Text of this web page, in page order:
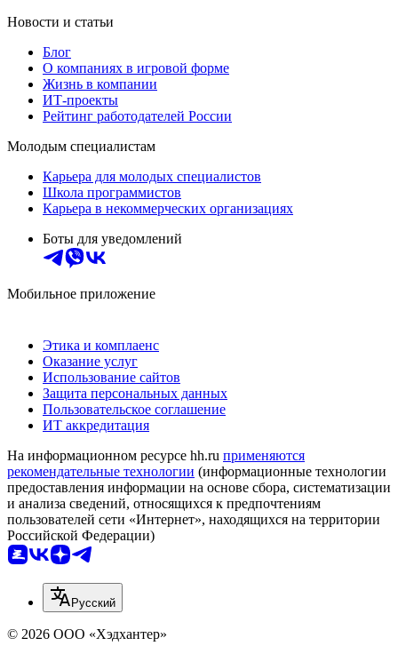
Новости и статьи
Блог
О компаниях в игровой форме
Жизнь в компании
ИТ-проекты
Рейтинг работодателей России
Молодым специалистам
Карьера для молодых специалистов
Школа программистов
Карьера в некоммерческих организациях
Боты для уведомлений
Мобильное приложение
Этика и комплаенс
Оказание услуг
Использование сайтов
Защита персональных данных
Пользовательское соглашение
ИТ аккредитация
На информационном ресурсе hh.ru применяются
рекомендательные технологии (информационные технологии
предоставления информации на основе сбора, систематизации
и анализа сведений, относящихся к предпочтениям
пользователей сети «Интернет», находящихся на территории
Российской Федерации)
Русский
© 2026 ООО «Хэдхантер»